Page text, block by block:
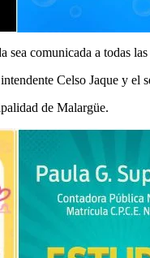
sea comunicada a todas
Celso Jaque y el
de Malargüe.